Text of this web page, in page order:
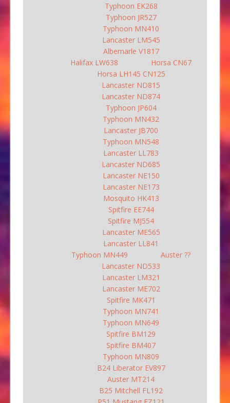
Typhoon EK268
Typhoon JR527
Typhoon MN410
Lancaster LM545
Albemarle V1817
Halifax LW638
Horsa CN67
Horsa LH145 CN125
Lancaster ND815
Lancaster ND874
Typhoon JP604
Typhoon MN432
Lancaster JB700
Typhoon MN548
Lancaster LL783
Lancaster ND685
Lancaster NE150
Lancaster NE173
Mosquito HK413
Spitfire EE744
Spitfire MJ554
Lancaster ME565
Lancaster LL841
Typhoon MN449
Auster ??
Lancaster ND533
Lancaster LM321
Lancaster ME702
Spitfire MK471
Typhoon MN741
Typhoon MN649
Spitfire BM129
Spitfire BM407
Typhoon MN809
B24 Liberator EV897
Auster MT214
B25 Mitchell FL192